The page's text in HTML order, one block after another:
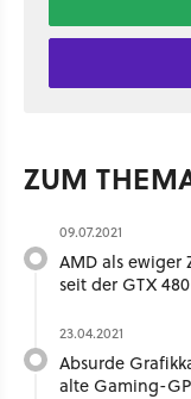
ZUM
09.07.2021
AMD als
seit der GTX 480
23.04.2021
Absurde
alte Gaming-